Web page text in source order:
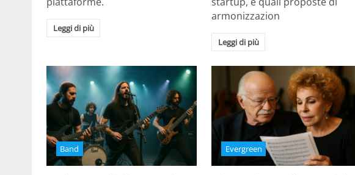
Leggi di più
armonizzazion
Leggi di più
Band Evergreen